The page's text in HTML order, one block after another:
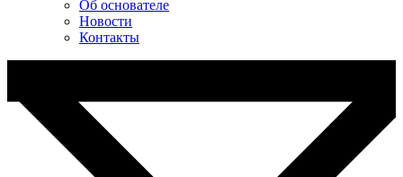
Об основателе
Новости
Контакты